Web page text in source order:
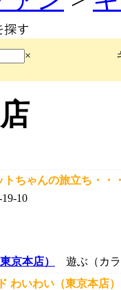
×
トちゃんの旅立ち・
10
京本店）
遊ぶ（カ
わいわい（東京本店